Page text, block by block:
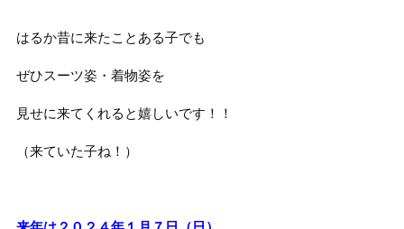
はるか昔に来たことある子でも
ぜひスーツ姿・着物姿を
見せに来てくれると嬉しいです！！
（来ていた子ね！）